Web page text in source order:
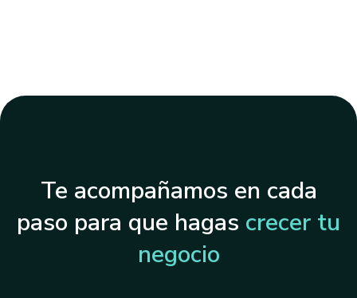
Te acompañamos en cada
paso para que hagas crecer tu
negocio